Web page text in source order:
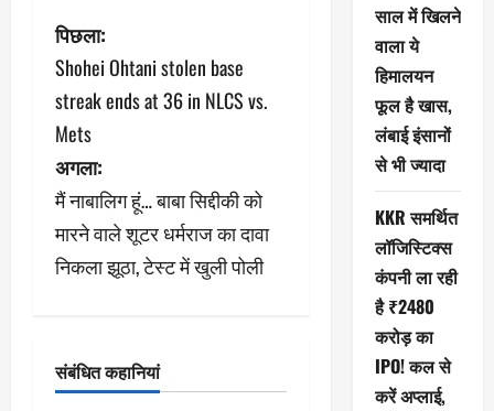
पो
स्ट
ने
वि
गे
श
पिछला:
Shohei Ohtani stolen base
streak ends at 36 in NLCS vs.
Mets
अगला:
मैं नाबालिग हूं… बाबा सिद्दीकी को
मारने वाले शूटर धर्मराज का दावा
निकला झूठा, टेस्ट में खुली पोली
संबंधित कहानियां
साल में खिलने
वाला ये
हिमालयन
फूल है खास,
लंबाई इंसानों
से भी ज्यादा
KKR समर्थित
लॉजिस्टिक्स
कंपनी ला रही
है ₹2480
करोड़ का
IPO! कल से
करें अप्लाई,